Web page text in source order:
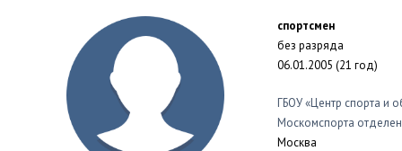
спортсмен
без разряда
06.01.2005 (21 год)
ГБОУ «Центр спорта и
Москомспорта
Москва